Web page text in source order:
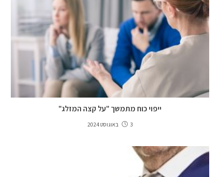
ייפוי כוח מתמשך "על קצה המזלג"
3 באוגוסט 2024